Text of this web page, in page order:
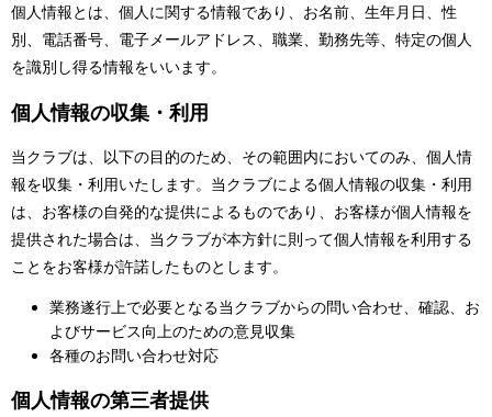
個人情報とは、個人に関する情報であり、お名前、生年月日、性
別、電話番号、電子メールアドレス、職業、勤務先等、特定の個人
を識別し得る情報をいいます。
個人情報の収集・利用
当クラブは、以下の目的のため、その範囲内においてのみ、個人情
報を収集・利用いたします。当クラブによる個人情報の収集・利用
は、お客様の自発的な提供によるものであり、お客様が個人情報を
提供された場合は、当クラブが本方針に則って個人情報を利用する
ことをお客様が許諾したものとします。
業務遂行上で必要となる当クラブからの問い合わせ、確認、お
よびサービス向上のための意見収集
各種のお問い合わせ対応
個人情報の第三者提供